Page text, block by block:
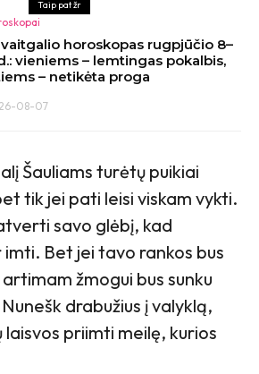
Taip pat žr
horoskopas rugpjūčio 8–
vieniems – lemtingas pokalbis,
– netikėta proga
08-07
Šauliams turėtų puikiai
tik jei pati leisi viskam vykti.
savo glėbį, kad
Bet jei tavo rankos bus
žmogui bus sunku
drabužius į valyklą,
laisvos priimti meilę, kurios